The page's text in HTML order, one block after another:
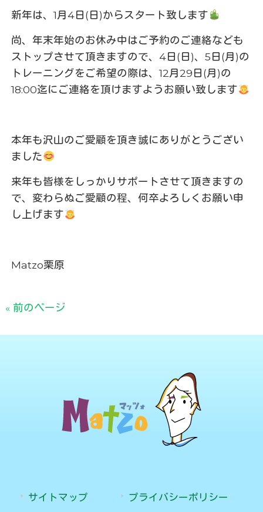
新年は、1月4日(日)からスタート致します
尚、年末年始のお休み中はご予約のご連絡なども
ストップさせて頂きますので、4日(日)、5日(月)の
トレーニングをご希望の際は、12月29日(月)の
18:00迄にご連絡を頂けますようお願い致します
本年も沢山のご愛顧を頂き誠にありがとうござい
ました
来年も皆様をしっかりサポートさせて頂きますの
で、変わらぬご愛顧の程、何卒よろしくお願い申
し上げます
Matzo栗原
« 前のページ
サイトマップ プライバシーポリシー